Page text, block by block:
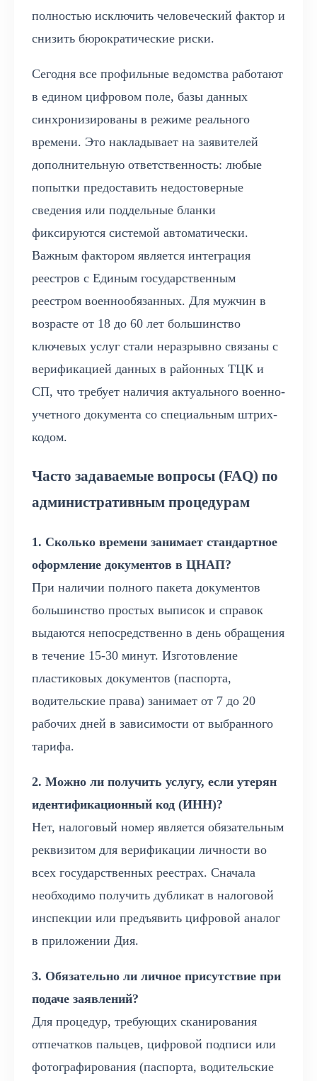
полностью исключить человеческий фактор и
снизить бюрократические риски.
Сегодня все профильные ведомства работают
в едином цифровом поле, базы данных
синхронизированы в режиме реального
времени. Это накладывает на заявителей
дополнительную ответственность: любые
попытки предоставить недостоверные
сведения или поддельные бланки
фиксируются системой автоматически.
Важным фактором является интеграция
реестров с Единым государственным
реестром военнообязанных. Для мужчин в
возрасте от 18 до 60 лет большинство
ключевых услуг стали неразрывно связаны с
верификацией данных в районных ТЦК и
СП, что требует наличия актуального военно-
учетного документа со специальным штрих-
кодом.
Часто задаваемые вопросы (FAQ) по
административным процедурам
1. Сколько времени занимает стандартное
оформление документов в ЦНАП?
При наличии полного пакета документов
большинство простых выписок и справок
выдаются непосредственно в день обращения
в течение 15-30 минут. Изготовление
пластиковых документов (паспорта,
водительские права) занимает от 7 до 20
рабочих дней в зависимости от выбранного
тарифа.
2. Можно ли получить услугу, если утерян
идентификационный код (ИНН)?
Нет, налоговый номер является обязательным
реквизитом для верификации личности во
всех государственных реестрах. Сначала
необходимо получить дубликат в налоговой
инспекции или предъявить цифровой аналог
в приложении Дия.
3. Обязательно ли личное присутствие при
подаче заявлений?
Для процедур, требующих сканирования
отпечатков пальцев, цифровой подписи или
фотографирования (паспорта, водительские